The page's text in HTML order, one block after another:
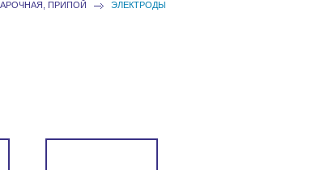
ПРИПОЙ
ЭЛЕКТРОДЫ